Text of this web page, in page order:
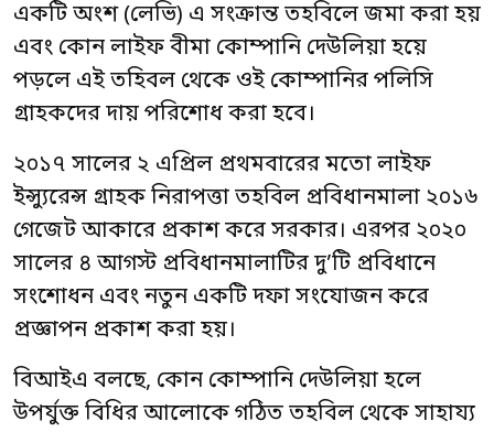
একটি অংশ (লেভি) এ সংক্রান্ত তহবিলে জমা করা হয়
এবং কোন লাইফ বীমা কোম্পানি দেউলিয়া হয়ে
পড়লে এই তহিবল থেকে ওই কোম্পানির পলিসি
গ্রাহকদের দায় পরিশোধ করা হবে।
২০১৭ সালের ২ এপ্রিল প্রথমবারের মতো লাইফ
ইন্স্যুরেন্স গ্রাহক নিরাপত্তা তহবিল প্রবিধানমালা ২০১৬
গেজেট আকারে প্রকাশ করে সরকার। এরপর ২০২০
সালের ৪ আগস্ট প্রবিধানমালাটির দু’টি প্রবিধানে
সংশোধন এবং নতুন একটি দফা সংযোজন করে
প্রজ্ঞাপন প্রকাশ করা হয়।
বিআইএ বলছে, কোন কোম্পানি দেউলিয়া হলে
উপর্যুক্ত বিধির আলোকে গঠিত তহবিল থেকে সাহায্য